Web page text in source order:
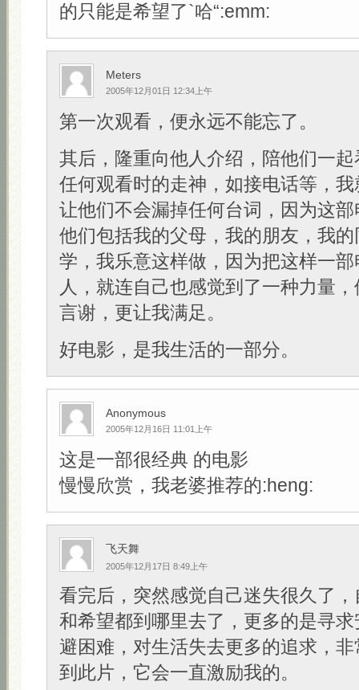
的只能是希望了`哈“:emm:
Meters
2005年12月01日 12:34上午
第一次观看，便永远不能忘了。
其后，隆重向他人介绍，陪他们一
任何观看时的走神，如接电话等，
让他们不会漏掉任何台词，因为这
他们包括我的父母，我的朋友，我
学，我乐意这样做，因为把这样一
人，就连自己也感觉到了一种力量
言谢，更让我满足。
好电影，是我生活的一部分。
Anonymous
2005年12月16日 11:01上午
这是一部很经典 的电影
慢慢欣赏，我老婆推荐的:heng:
飞天舞
2005年12月17日 8:49上午
看完后，突然感觉自己迷失很久了
和希望都到哪里去了，更多的是寻
避困难，对生活失去更多的追求，
到此片，它会一直激励我的。